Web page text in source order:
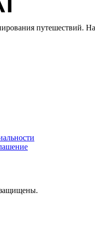
путешествий.